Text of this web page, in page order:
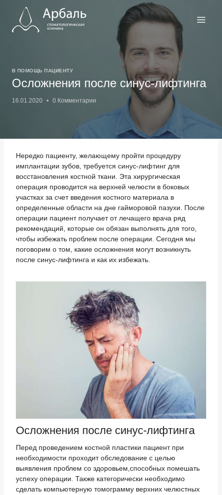
содержимому
В ПОМОЩЬ ПАЦИЕНТУ
Осложнения после синус-лифтинга
16.01.2020 0 Комментарии
Нередко пациенту, желающему пройти процедуру
имплантации зубов, требуется синус-лифтинг для
восстановления костной ткани. Эта хирургическая
операция проводится на верхней челюсти в боковых
участках за счет введения костного материала в
определенные области на дне гайморовой пазухи. После
операции пациент получает от лечащего врача ряд
рекомендаций, которые он обязан выполнять для того,
чтобы избежать проблем после операции. Сегодня мы
поговорим о том, какие осложнения могут возникнуть
после синус-лифтинга и как их избежать.
Осложнения после синус-лифтинга
Перед проведением костной пластики пациент при
необходимости проходит обследование с целью
выявления проблем со здоровьем,способных помешать
успеху операции. Также категорически необходимо
сделать компьютерную томограмму верхних челюстных